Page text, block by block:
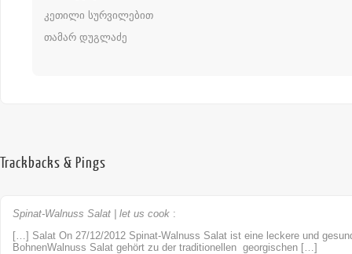
კეთილი სურვილებით
თამარ დუგლაძე
Trackbacks & Pings
Spinat-Walnuss Salat | let us cook :
[…] Salat On 27/12/2012 Spinat-Walnuss Salat ist eine leckere und
BohnenWalnuss Salat gehört zu der traditionellen georgischen […]